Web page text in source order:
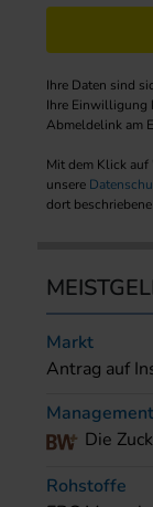
Ihre Daten sind
Ihre Einwilligung
Abmeldelink am
Mit dem Klick auf
unsere
dort
Markt
Antrag auf
Management
Die
Rohstoffe